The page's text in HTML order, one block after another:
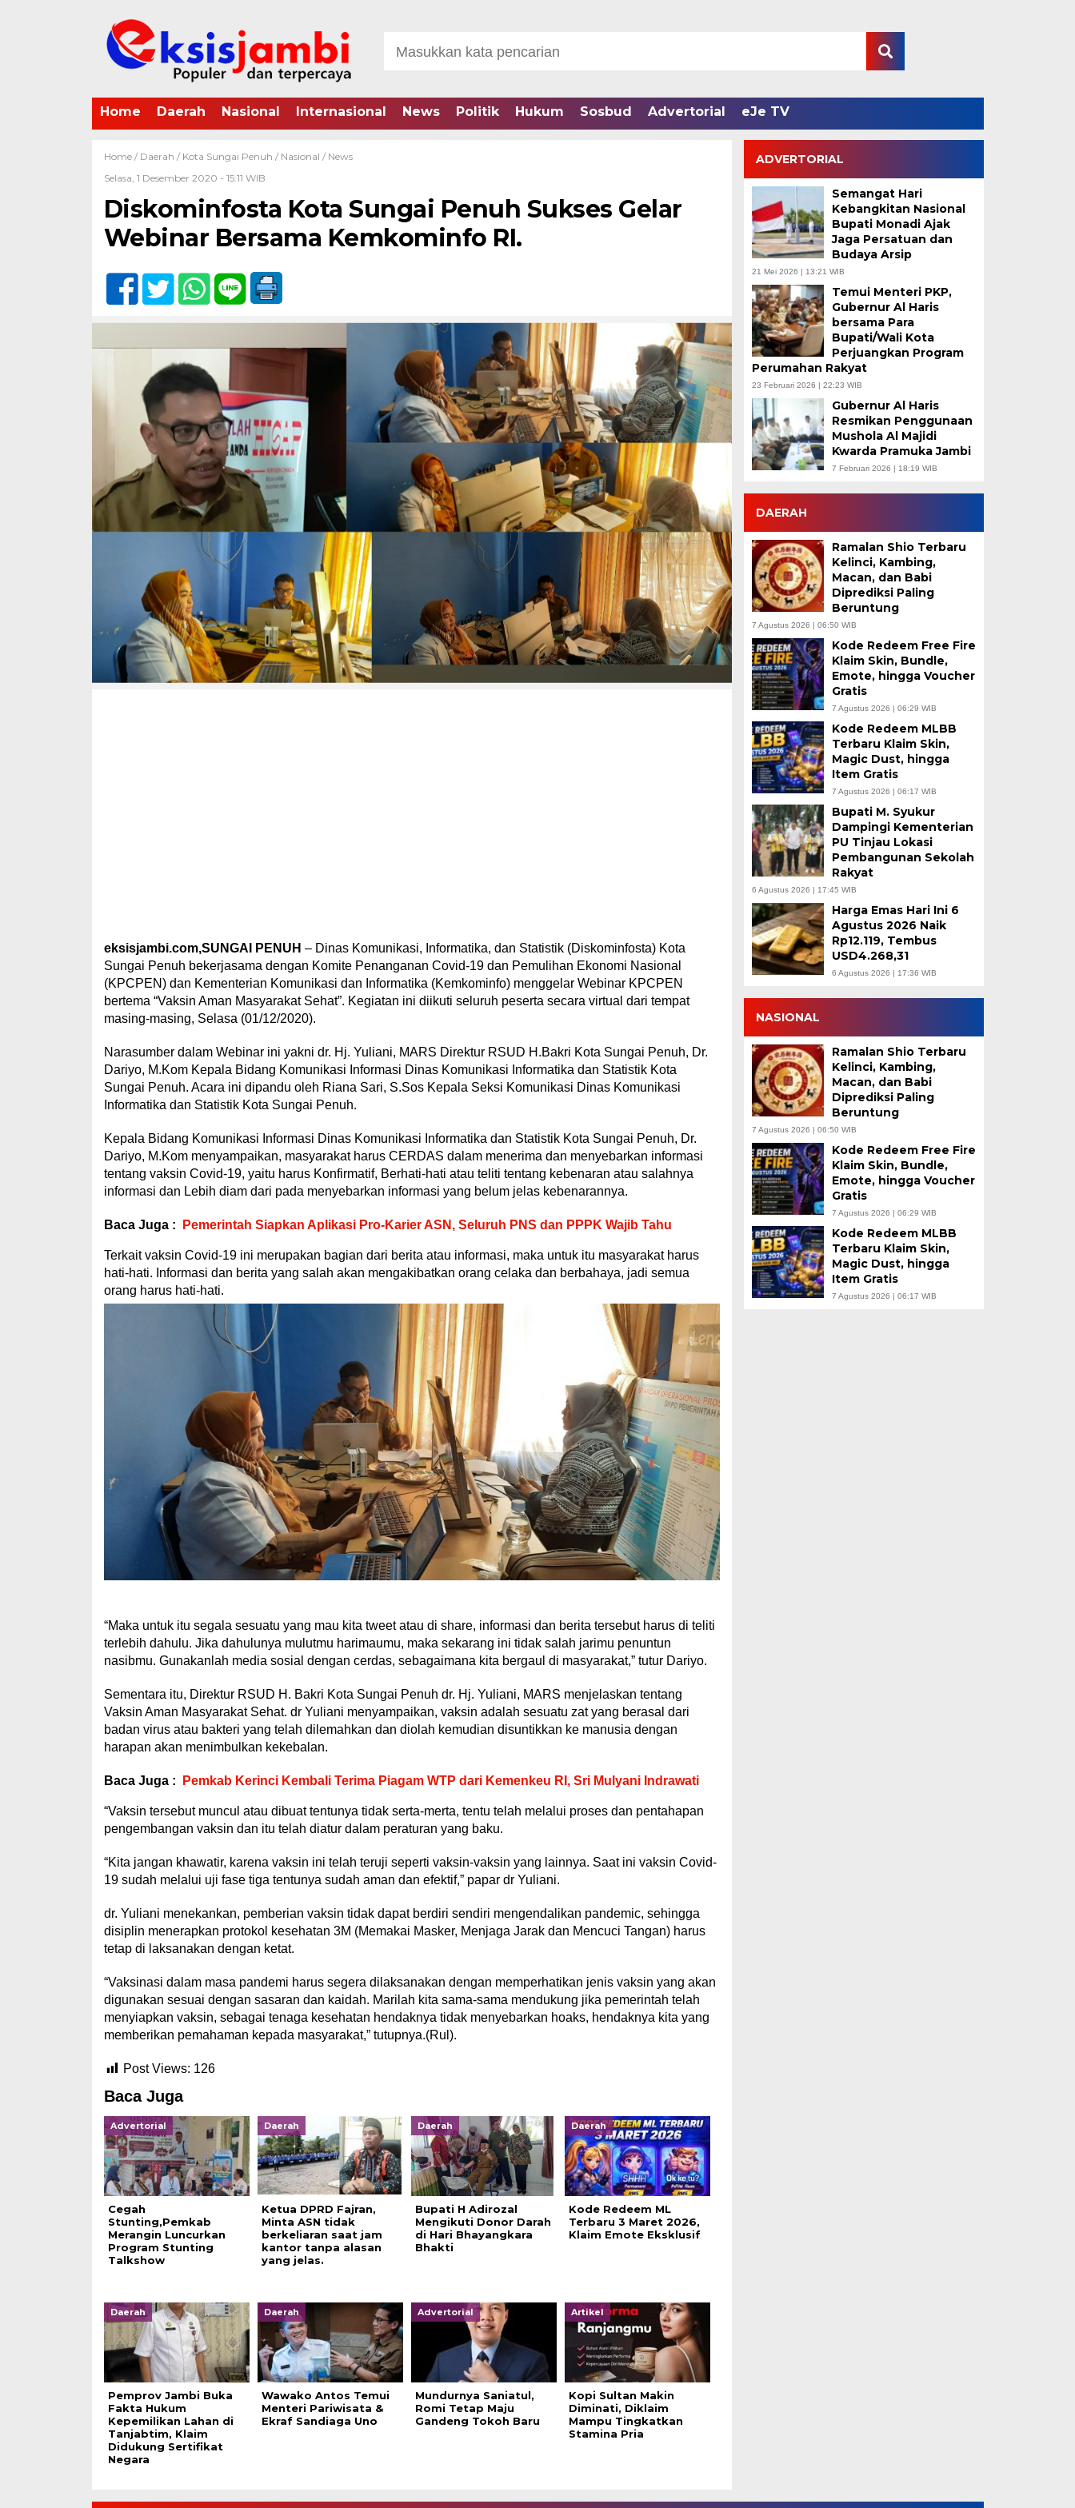
Home Daerah Nasional Internasional News Politik Hukum Sosbud Advertorial eJe TV
Home / Daerah / Kota Sungai Penuh / Nasional / News
Selasa, 1 Desember 2020 - 15:11 WIB
Diskominfosta Kota Sungai Penuh Sukses Gelar
Webinar Bersama Kemkominfo RI.
eksisjambi.com,SUNGAI PENUH – Dinas Komunikasi, Informatika, dan Statistik (Diskominfosta) Kota
Sungai Penuh bekerjasama dengan Komite Penanganan Covid-19 dan Pemulihan Ekonomi Nasional
(KPCPEN) dan Kementerian Komunikasi dan Informatika (Kemkominfo) menggelar Webinar KPCPEN
bertema “Vaksin Aman Masyarakat Sehat”. Kegiatan ini diikuti seluruh peserta secara virtual dari tempat
masing-masing, Selasa (01/12/2020).
Narasumber dalam Webinar ini yakni dr. Hj. Yuliani, MARS Direktur RSUD H.Bakri Kota Sungai Penuh, Dr.
Dariyo, M.Kom Kepala Bidang Komunikasi Informasi Dinas Komunikasi Informatika dan Statistik Kota
Sungai Penuh. Acara ini dipandu oleh Riana Sari, S.Sos Kepala Seksi Komunikasi Dinas Komunikasi
Informatika dan Statistik Kota Sungai Penuh.
Kepala Bidang Komunikasi Informasi Dinas Komunikasi Informatika dan Statistik Kota Sungai Penuh, Dr.
Dariyo, M.Kom menyampaikan, masyarakat harus CERDAS dalam menerima dan menyebarkan informasi
tentang vaksin Covid-19, yaitu harus Konfirmatif, Berhati-hati atau teliti tentang kebenaran atau salahnya
informasi dan Lebih diam dari pada menyebarkan informasi yang belum jelas kebenarannya.
Baca Juga : Pemerintah Siapkan Aplikasi Pro-Karier ASN, Seluruh PNS dan PPPK Wajib Tahu
Terkait vaksin Covid-19 ini merupakan bagian dari berita atau informasi, maka untuk itu masyarakat harus
hati-hati. Informasi dan berita yang salah akan mengakibatkan orang celaka dan berbahaya, jadi semua
orang harus hati-hati.
“Maka untuk itu segala sesuatu yang mau kita tweet atau di share, informasi dan berita tersebut harus di teliti
terlebih dahulu. Jika dahulunya mulutmu harimaumu, maka sekarang ini tidak salah jarimu penuntun
nasibmu. Gunakanlah media sosial dengan cerdas, sebagaimana kita bergaul di masyarakat,” tutur Dariyo.
Sementara itu, Direktur RSUD H. Bakri Kota Sungai Penuh dr. Hj. Yuliani, MARS menjelaskan tentang
Vaksin Aman Masyarakat Sehat. dr Yuliani menyampaikan, vaksin adalah sesuatu zat yang berasal dari
badan virus atau bakteri yang telah dilemahkan dan diolah kemudian disuntikkan ke manusia dengan
harapan akan menimbulkan kekebalan.
Baca Juga : Pemkab Kerinci Kembali Terima Piagam WTP dari Kemenkeu RI, Sri Mulyani Indrawati
“Vaksin tersebut muncul atau dibuat tentunya tidak serta-merta, tentu telah melalui proses dan pentahapan
pengembangan vaksin dan itu telah diatur dalam peraturan yang baku.
“Kita jangan khawatir, karena vaksin ini telah teruji seperti vaksin-vaksin yang lainnya. Saat ini vaksin Covid-
19 sudah melalui uji fase tiga tentunya sudah aman dan efektif,” papar dr Yuliani.
dr. Yuliani menekankan, pemberian vaksin tidak dapat berdiri sendiri mengendalikan pandemic, sehingga
disiplin menerapkan protokol kesehatan 3M (Memakai Masker, Menjaga Jarak dan Mencuci Tangan) harus
tetap di laksanakan dengan ketat.
“Vaksinasi dalam masa pandemi harus segera dilaksanakan dengan memperhatikan jenis vaksin yang akan
digunakan sesuai dengan sasaran dan kaidah. Marilah kita sama-sama mendukung jika pemerintah telah
menyiapkan vaksin, sebagai tenaga kesehatan hendaknya tidak menyebarkan hoaks, hendaknya kita yang
memberikan pemahaman kepada masyarakat,” tutupnya.(Rul).
Post Views: 126
Baca Juga
Advertorial
Cegah
Stunting,Pemkab
Merangin Luncurkan
Program Stunting
Talkshow
Daerah
Ketua DPRD Fajran,
Minta ASN tidak
berkeliaran saat jam
kantor tanpa alasan
yang jelas.
Daerah
Bupati H Adirozal
Mengikuti Donor Darah
di Hari Bhayangkara
Bhakti
Daerah
Kode Redeem ML
Terbaru 3 Maret 2026,
Klaim Emote Eksklusif
Daerah
Pemprov Jambi Buka
Fakta Hukum
Kepemilikan Lahan di
Tanjabtim, Klaim
Didukung Sertifikat
Negara
Daerah
Wawako Antos Temui
Menteri Pariwisata &
Ekraf Sandiaga Uno
Advertorial
Mundurnya Saniatul,
Romi Tetap Maju
Gandeng Tokoh Baru
Artikel
Kopi Sultan Makin
Diminati, Diklaim
Mampu Tingkatkan
Stamina Pria
ADVERTORIAL
Semangat Hari
Kebangkitan Nasional
Bupati Monadi Ajak
Jaga Persatuan dan
Budaya Arsip
21 Mei 2026 | 13:21 WIB
Temui Menteri PKP,
Gubernur Al Haris
bersama Para
Bupati/Wali Kota
Perjuangkan Program
Perumahan Rakyat
23 Februari 2026 | 22:23 WIB
Gubernur Al Haris
Resmikan Penggunaan
Mushola Al Majidi
Kwarda Pramuka Jambi
7 Februari 2026 | 18:19 WIB
DAERAH
Ramalan Shio Terbaru
Kelinci, Kambing,
Macan, dan Babi
Diprediksi Paling
Beruntung
7 Agustus 2026 | 06:50 WIB
Kode Redeem Free Fire
Klaim Skin, Bundle,
Emote, hingga Voucher
Gratis
7 Agustus 2026 | 06:29 WIB
Kode Redeem MLBB
Terbaru Klaim Skin,
Magic Dust, hingga
Item Gratis
7 Agustus 2026 | 06:17 WIB
Bupati M. Syukur
Dampingi Kementerian
PU Tinjau Lokasi
Pembangunan Sekolah
Rakyat
6 Agustus 2026 | 17:45 WIB
Harga Emas Hari Ini 6
Agustus 2026 Naik
Rp12.119, Tembus
USD4.268,31
6 Agustus 2026 | 17:36 WIB
NASIONAL
Ramalan Shio Terbaru
Kelinci, Kambing,
Macan, dan Babi
Diprediksi Paling
Beruntung
7 Agustus 2026 | 06:50 WIB
Kode Redeem Free Fire
Klaim Skin, Bundle,
Emote, hingga Voucher
Gratis
7 Agustus 2026 | 06:29 WIB
Kode Redeem MLBB
Terbaru Klaim Skin,
Magic Dust, hingga
Item Gratis
7 Agustus 2026 | 06:17 WIB